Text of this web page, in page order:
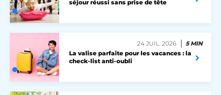
séjour réussi sans prise de tête
24 JUIL. 2026
5 MIN
La valise parfaite pour les vacances : la
check-list anti-oubli
lccid accounts.livechat.com
persistid
heyme.care
to_event_consent_idPolitique de confidentialité de
Google